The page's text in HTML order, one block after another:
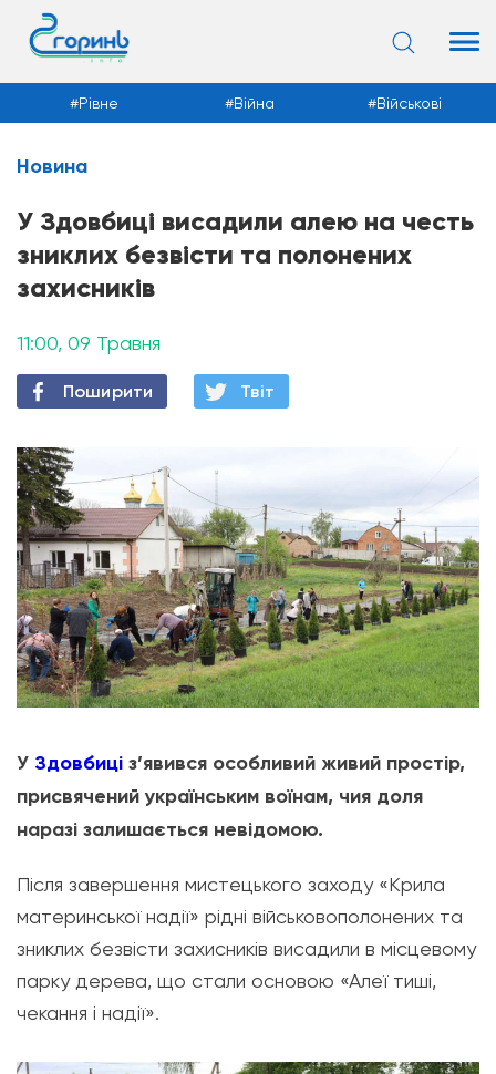
Новини
Рівне Війна Військові
Новина
У Здовбиці висадили алею на честь
зниклих безвісти та полонених
захисників
11:00, 09 Травня
Поширити Твiт
У Здовбиці з’явився особливий живий простір,
присвячений українським воїнам, чия доля
наразі залишається невідомою.
Після завершення мистецького заходу «Крила
материнської надії» рідні військовополонених та
зниклих безвісти захисників висадили в місцевому
парку дерева, що стали основою «Алеї тиші,
чекання і надії».